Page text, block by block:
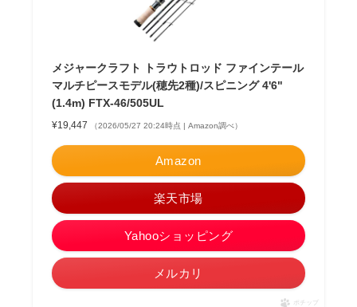
メジャークラフト トラウトロッド ファインテール
マルチピースモデル(穂先2種)/スピニング 4'6"
(1.4m) FTX-46/505UL
¥19,447 （2026/05/27 20:24時点 | Amazon調べ）
Amazon
楽天市場
Yahooショッピング
メルカリ
ポチップ